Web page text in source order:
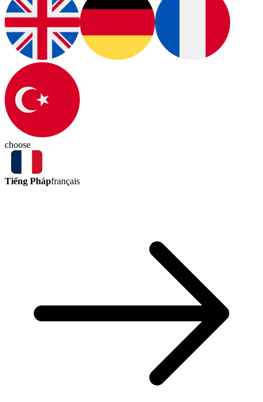
choose
Tiếng Phápfrançais